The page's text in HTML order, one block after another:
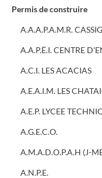
Permis de construire
A.A.A.P.A.M.R.
A.C.I. LES ACACIAS
A.E.A.I.M. LES
A.E.P. LYCEE
A.G.E.C.O.
A.M.A.D.O.P.A.H (J-
A.N.P.E.